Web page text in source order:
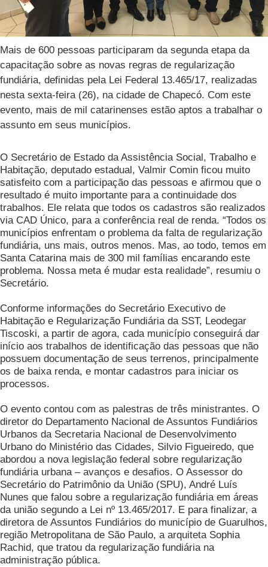
Mais de 600 pessoas participaram da segunda etapa da
capacitação sobre as novas regras de regularização
fundiária, definidas pela Lei Federal 13.465/17, realizadas
nesta sexta-feira (26), na cidade de Chapecó. Com este
evento, mais de mil catarinenses estão aptos a trabalhar o
assunto em seus municípios.
O Secretário de Estado da Assistência Social, Trabalho e
Habitação, deputado estadual, Valmir Comin ficou muito
satisfeito com a participação das pessoas e afirmou que o
resultado é muito importante para a continuidade dos
trabalhos. Ele relata que todos os cadastros são realizados
via CAD Único, para a conferência real de renda. “Todos os
municípios enfrentam o problema da falta de regularização
fundiária, uns mais, outros menos. Mas, ao todo, temos em
Santa Catarina mais de 300 mil famílias encarando este
problema. Nossa meta é mudar esta realidade”, resumiu o
Secretário.
Conforme informações do Secretário Executivo de
Habitação e Regularização Fundiária da SST, Leodegar
Tiscoski, a partir de agora, cada município conseguirá dar
início aos trabalhos de identificação das pessoas que não
possuem documentação de seus terrenos, principalmente
os de baixa renda, e montar cadastros para iniciar os
processos.
O evento contou com as palestras de três ministrantes. O
diretor do Departamento Nacional de Assuntos Fundiários
Urbanos da Secretaria Nacional de Desenvolvimento
Urbano do Ministério das Cidades, Silvio Figueiredo, que
abordou a nova legislação federal sobre regularização
fundiária urbana – avanços e desafios. O Assessor do
Secretário do Patrimônio da União (SPU), André Luís
Nunes que falou sobre a regularização fundiária em áreas
da união segundo a Lei nº 13.465/2017. E para finalizar, a
diretora de Assuntos Fundiários do município de Guarulhos,
região Metropolitana de São Paulo, a arquiteta Sophia
Rachid, que tratou da regularização fundiária na
administração pública.